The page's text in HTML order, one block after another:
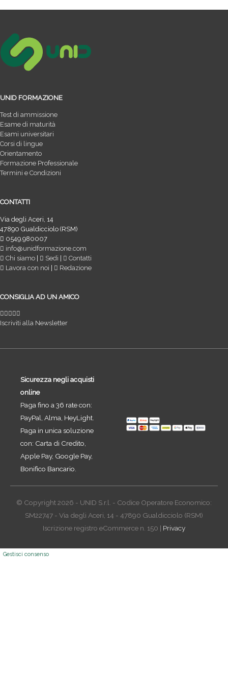
UNID FORMAZIONE
Test di ammissione
Esame di maturità
Esami universitari
Corsi di lingue
Orientamento
Formazione Professionale
Termini e Condizioni
CONTATTI
Via degli Aceri, 14
47890 Gualdicciolo (RSM)
0549.980007
info@unidformazione.com
Chi siamo
Sedi
Contatti
Lavora con noi
Redazione
CONSIGLIA AD UN AMICO
Iscriviti alla Newsletter
Sicurezza negli acquisti
online
Paga fino a 36 rate con:
PayPal, Alma, HeyLight.
Paga in unica soluzione
con: Carta di Credito,
Apple Pay, Google Pay,
Bonifico Bancario.
© Copyright 2026 - UNID S.r.l. - Codice Operatore Economico:
SM22747 - Via degli Aceri, 14 - 47890 Gualdicciolo (RSM)
Iscrizione registro eCommerce n. 150 | Privacy
Gestisci consenso